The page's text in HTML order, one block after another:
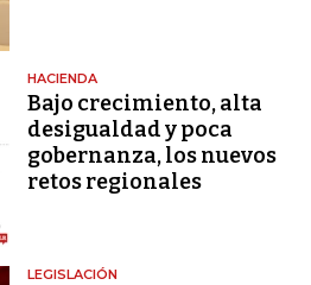
HACIENDA
Bajo crecimiento, alta
desigualdad y poca
gobernanza, los nuevos
retos regionales
LEGISLACIÓN